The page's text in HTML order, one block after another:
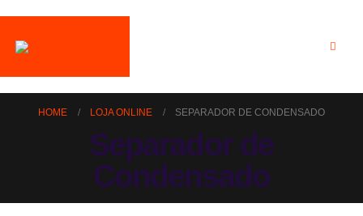
HOME LOJA ONLINE SEPARADOR DE CONDENSADO
Separador de
Condensado